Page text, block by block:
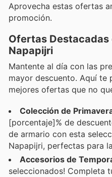
Aprovecha estas ofertas
promoción.
Ofertas Destacadas
Napapijri
Mantente al día con las
mayor descuento. Aquí te
mejores ofertas que no
Colección de
[porcentaje]% de
de armario con esta
Napapijri, perfectas para
Accesorios de
seleccionados! Completa